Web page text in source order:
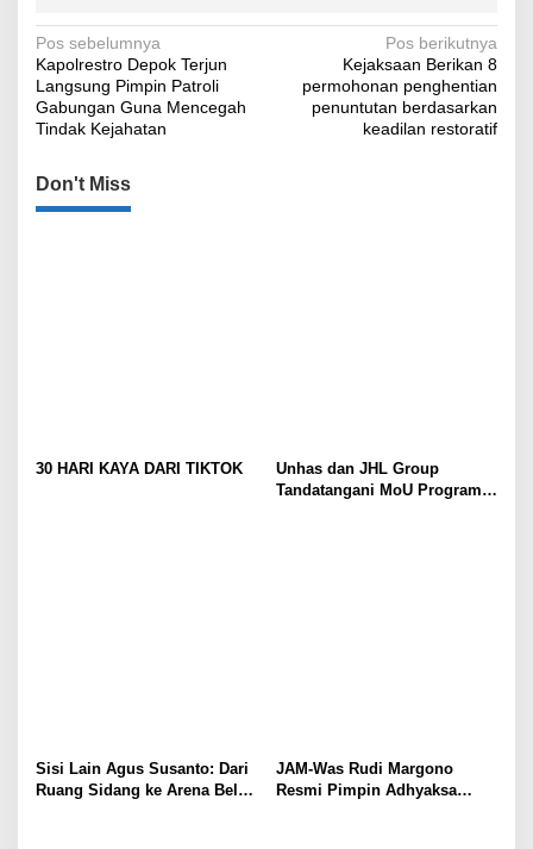
Navigasi
pos
Pos sebelumnya
Kapolrestro Depok Terjun
Langsung Pimpin Patroli
Gabungan Guna Mencegah
Tindak Kejahatan
Pos berikutnya
Kejaksaan Berikan 8
permohonan penghentian
penuntutan berdasarkan
keadilan restoratif
Don't Miss
30 HARI KAYA DARI TIKTOK
Unhas dan JHL Group
Tandatangani MoU Program
Sisi Lain Agus Susanto: Dari
Ruang Sidang ke Arena Bela
JAM-Was Rudi Margono
Resmi Pimpin Adhyaksa